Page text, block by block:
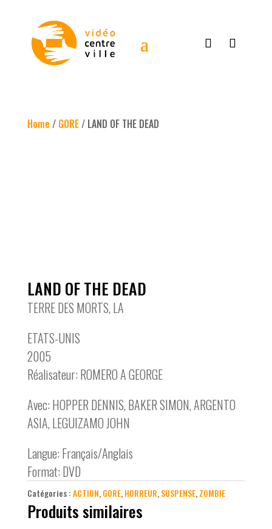
Home / GORE/ LAND OF THE DEAD
LAND OF THE DEAD
TERRE DES MORTS, LA
ETATS-UNIS
2005
Réalisateur: ROMERO A GEORGE
Avec: HOPPER DENNIS, BAKER SIMON, ARGENTO
ASIA, LEGUIZAMO JOHN
Langue: Français/Anglais
Format: DVD
Catégories :ACTION,GORE,HORREUR,SUSPENSE,ZOMBIE
Produits similaires